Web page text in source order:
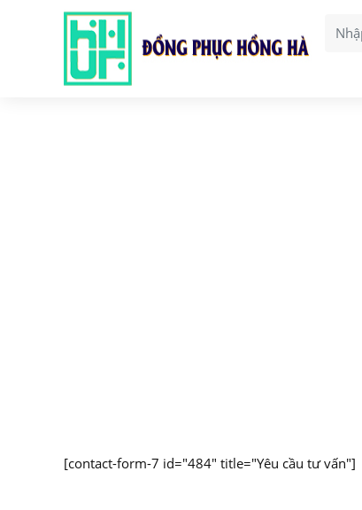
[contact-form-7 id="484" title="Yêu cầu tư vấn"]